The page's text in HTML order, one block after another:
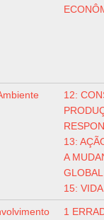
12:
13:
A
15:
1